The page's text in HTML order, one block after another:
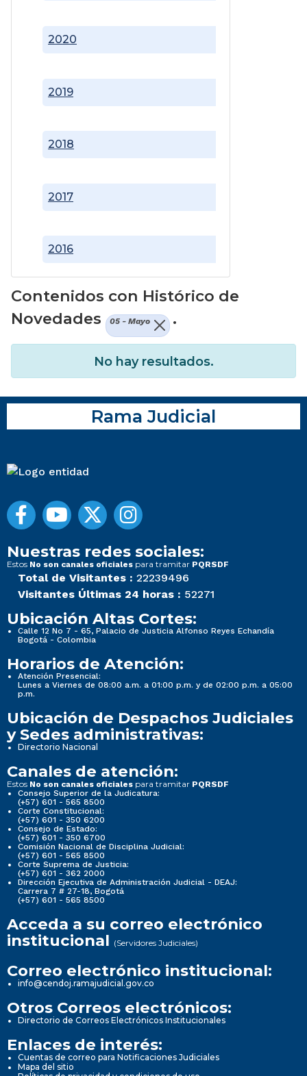
2016
2017
2018
2019
2020
Contenidos con Histórico de
Novedades
05 - Mayo .
No hay resultados.
Rama Judicial
Nuestras redes sociales:
Estos No son canales oficiales para tramitar PQRSDF
Total de Visitantes : 22239496
Visitantes Últimas 24 horas : 52271
Ubicación Altas Cortes:
Calle 12 No 7 - 65, Palacio de Justicia Alfonso Reyes Echandía
Bogotá - Colombia
Horarios de Atención:
Atención Presencial:
Lunes a Viernes de 08:00 a.m. a 01:00 p.m. y de 02:00 p.m. a 05:00
p.m.
Ubicación de Despachos Judiciales
y Sedes administrativas:
Directorio Nacional
Canales de atención:
Estos No son canales oficiales para tramitar PQRSDF
Consejo Superior de la Judicatura:
(+57) 601 - 565 8500
Corte Constitucional:
(+57) 601 - 350 6200
Consejo de Estado:
(+57) 601 - 350 6700
Comisión Nacional de Disciplina Judicial:
(+57) 601 - 565 8500
Corte Suprema de Justicia:
(+57) 601 - 362 2000
Dirección Ejecutiva de Administración Judicial - DEAJ:
Carrera 7 # 27-18, Bogotá
(+57) 601 - 565 8500
Acceda a su correo electrónico
institucional (Servidores Judiciales)
Correo electrónico institucional:
info@cendoj.ramajudicial.gov.co
Otros Correos electrónicos:
Directorio de Correos Electrónicos Institucionales
Enlaces de interés:
Cuentas de correo para Notificaciones Judiciales
Mapa del sitio